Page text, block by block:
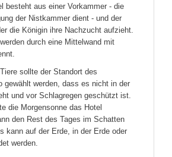
besteht aus einer Vorkammer - die
der Nistkammer dient - und der
die Königin ihre Nachzucht aufzieht.
durch eine Mittelwand mit
sollte der Standort des
gewählt werden, dass es nicht in der
und vor Schlagregen geschützt ist.
die Morgensonne das Hotel
den Rest des Tages im Schatten
kann auf der Erde, in der Erde oder
werden.